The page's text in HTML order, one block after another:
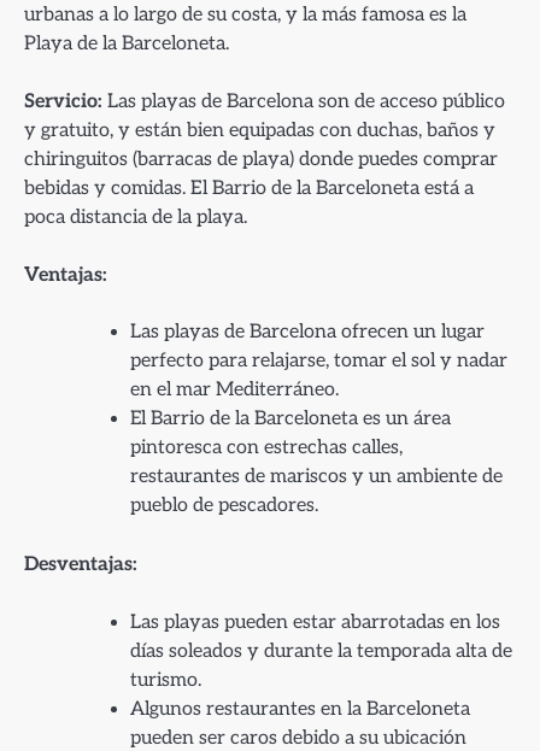
urbanas a lo largo de su costa, y la más famosa es la
Playa de la Barceloneta.
Servicio: Las playas de Barcelona son de acceso público
y gratuito, y están bien equipadas con duchas, baños y
chiringuitos (barracas de playa) donde puedes comprar
bebidas y comidas. El Barrio de la Barceloneta está a
poca distancia de la playa.
Ventajas:
Las playas de Barcelona ofrecen un lugar
perfecto para relajarse, tomar el sol y nadar
en el mar Mediterráneo.
El Barrio de la Barceloneta es un área
pintoresca con estrechas calles,
restaurantes de mariscos y un ambiente de
pueblo de pescadores.
Desventajas:
Las playas pueden estar abarrotadas en los
días soleados y durante la temporada alta de
turismo.
Algunos restaurantes en la Barceloneta
pueden ser caros debido a su ubicación